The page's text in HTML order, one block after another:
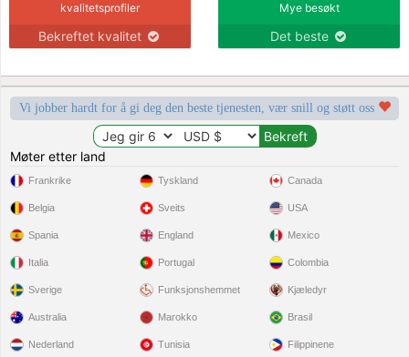
kvalitetsprofiler
Bekreftet kvalitet
Mye besøkt
Det beste
Vi jobber hardt for å gi deg den beste tjenesten, vær snill og støtt oss
Møter etter land
Frankrike
Belgia
Spania
Italia
Sverige
Tyskland
Sveits
England
Portugal
Funksjonshemmet
Canada
USA
Mexico
Colombia
Kjæledyr
Australia
Nederland
Marokko
Tunisia
Brasil
Filippinene